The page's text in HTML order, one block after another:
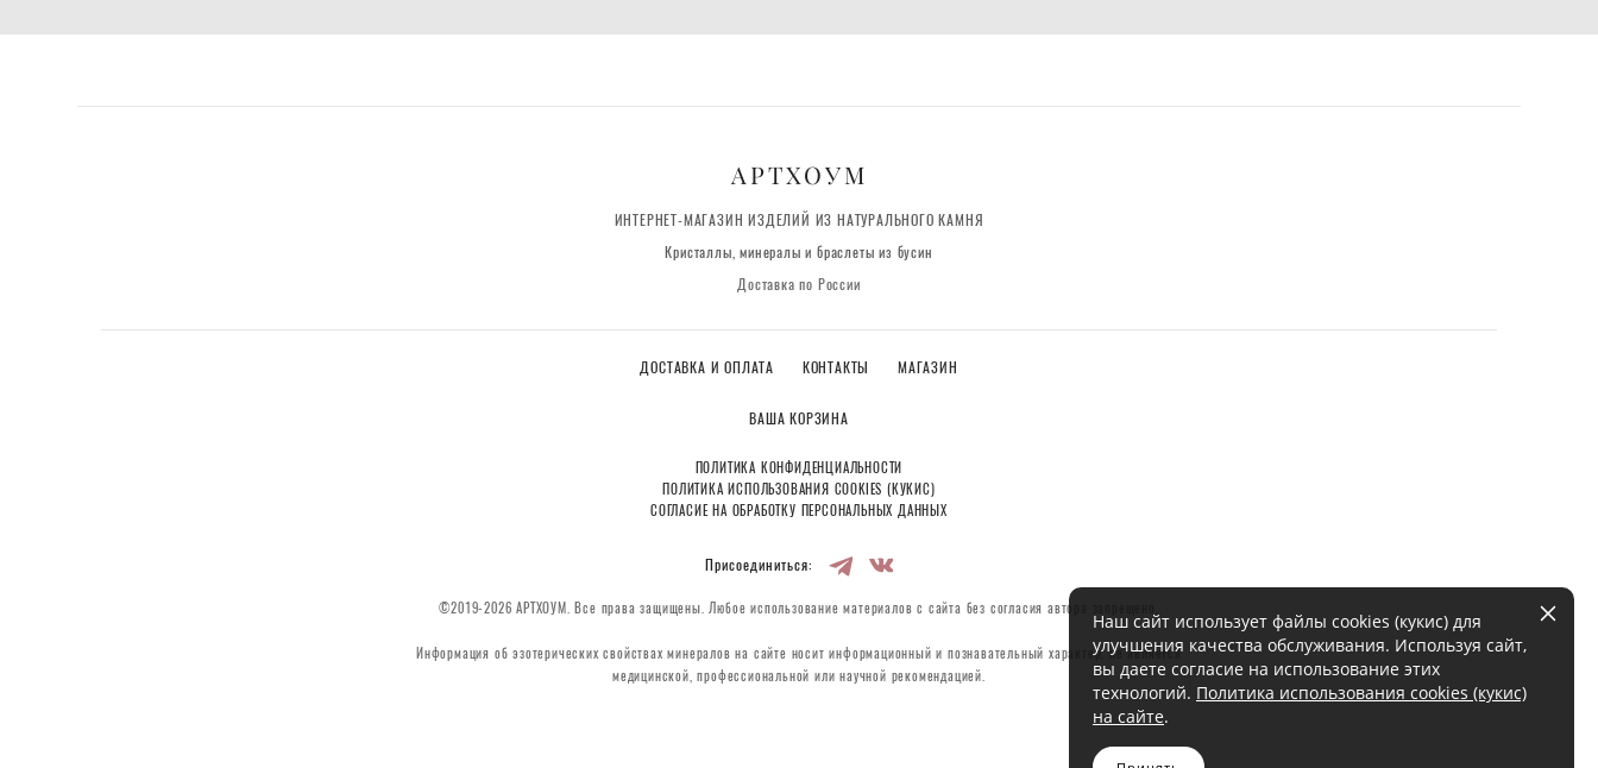
АРТХОУМ
ИНТЕРНЕТ-МАГАЗИН ИЗДЕЛИЙ ИЗ НАТУРАЛЬНОГО КАМНЯ
Кристаллы, минералы и браслеты из бусин
Доставка по России
ДОСТАВКА И ОПЛАТА КОНТАКТЫ МАГАЗИН
ВАША КОРЗИНА
ПОЛИТИКА КОНФИДЕНЦИАЛЬНОСТИ
ПОЛИТИКА ИСПОЛЬЗОВАНИЯ COOKIES (КУКИС)
СОГЛАСИЕ НА ОБРАБОТКУ ПЕРСОНАЛЬНЫХ ДАННЫХ
Присоединиться:
©2019-2026 АРТХОУМ. Все права защищены. Любое использование материалов с сайта без согласия автора запрещено.
Информация об эзотерических свойствах минералов на сайте носит информационный и познавательный характер, не является
медицинской, профессиональной или научной рекомендацией.
Наш сайт использует файлы cookies (кукис) для
улучшения качества обслуживания. Используя сайт,
вы даете согласие на использование этих
технологий. Политика использования cookies (кукис)
на сайте.